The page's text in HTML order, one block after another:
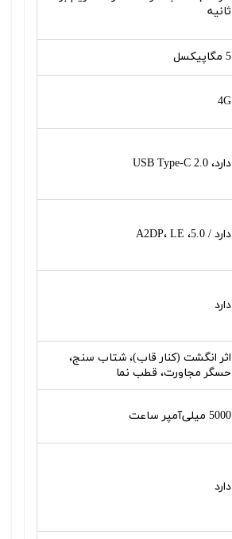
ثانیه
5 مگاپیکسل
4G
دارد، USB Type-C 2.0
دارد / 5.0، A2DP، LE
دارد
اثر انگشت (کنار قاب)، شتاب سنج،
حسگر مجاورت، قطب نما
5000 میلی‌آمپر ساعت
دارد